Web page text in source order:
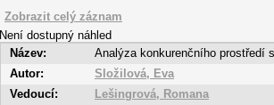
Zobrazit celý záznam
Není dostupný náhled
Název:
Analýza konkurenčního prostředí
Autor:
Složilová, Eva
Vedoucí:
Lešingrová, Romana